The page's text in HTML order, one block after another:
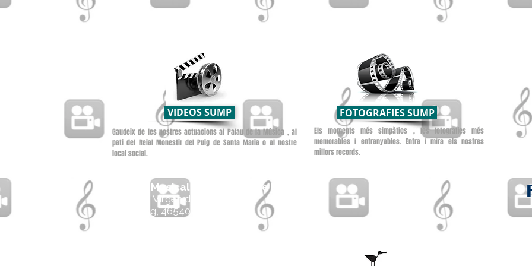
VIDEOS SUMP
Gaudeix de les nostres actuacions al Palau de la Música , al
pati del Reial Monestir del Puig de Santa Maria o al nostre
local social.
FOTOGRAFIES SUMP
Els moments més simpàtics , les fotografies més
memorables i entranyables. Entra i mira els nostres
millors records.
Unió Musical Santa María de El Puig
Avda. Virgen de El Puig, 29
El Puig, 46540 - València